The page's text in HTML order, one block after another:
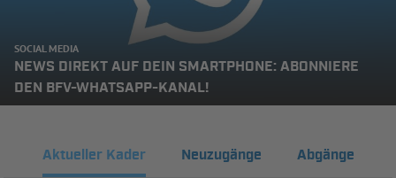
SOCIAL MEDIA
NEWS DIREKT AUF DEIN SMARTPHONE: ABONNIERE
DEN BFV-WHATSAPP-KANAL!
Aktueller Kader Neuzugänge Abgänge